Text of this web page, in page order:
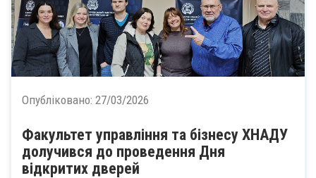
Опубліковано: 27/03/2026
Факультет управління та бізнесу ХНАДУ
долучився до проведення Дня
відкритих дверей